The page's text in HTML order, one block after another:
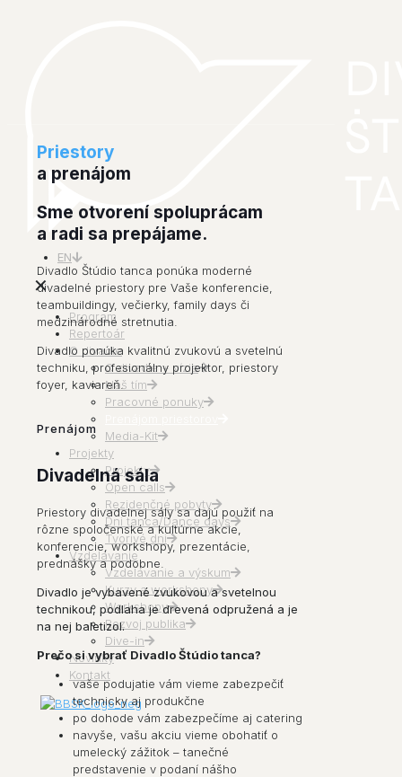
EN
✕
Program
Repertoár
O divadle
O divadle + vízia
Náš tím
Pracovné ponuky
Media-Kit
Projekty
Projekty
Open calls
Rezidenčné pobyty
Dni tanca/Dance days
Tvorivé dni
Vzdelávanie
Vzdelávanie a výskum
Kurzy a workshopy
Workshopy
Rozvoj publika
Dive-in
Novinky
Kontakt
Priestory
a prenájom
Sme otvorení spoluprácam
a radi sa prepájame.
Divadlo Štúdio tanca ponúka moderné
divadelné priestory pre Vaše konferencie,
teambuildingy, večierky, family days či
medzinárodné stretnutia.
Divadlo ponúka kvalitnú zvukovú a svetelnú
techniku, profesionálny projektor, priestory
foyer, kaviareň.
Prenájom
Divadelná sála
Priestory divadelnej sály sa dajú použiť na
rôzne spoločenské a kultúrne akcie,
konferencie, workshopy, prezentácie,
prednášky a podobne.
Divadlo je vybavené zvukovou a svetelnou
technikou, podlaha je drevená odpružená a je
na nej baletizol.
Prečo si vybrať Divadlo Štúdio tanca?
vaše podujatie vám vieme zabezpečiť
technicky aj produkčne
po dohode vám zabezpečíme aj catering
navyše, vašu akciu vieme obohatiť o
umelecký zážitok – tanečné
predstavenie v podaní nášho